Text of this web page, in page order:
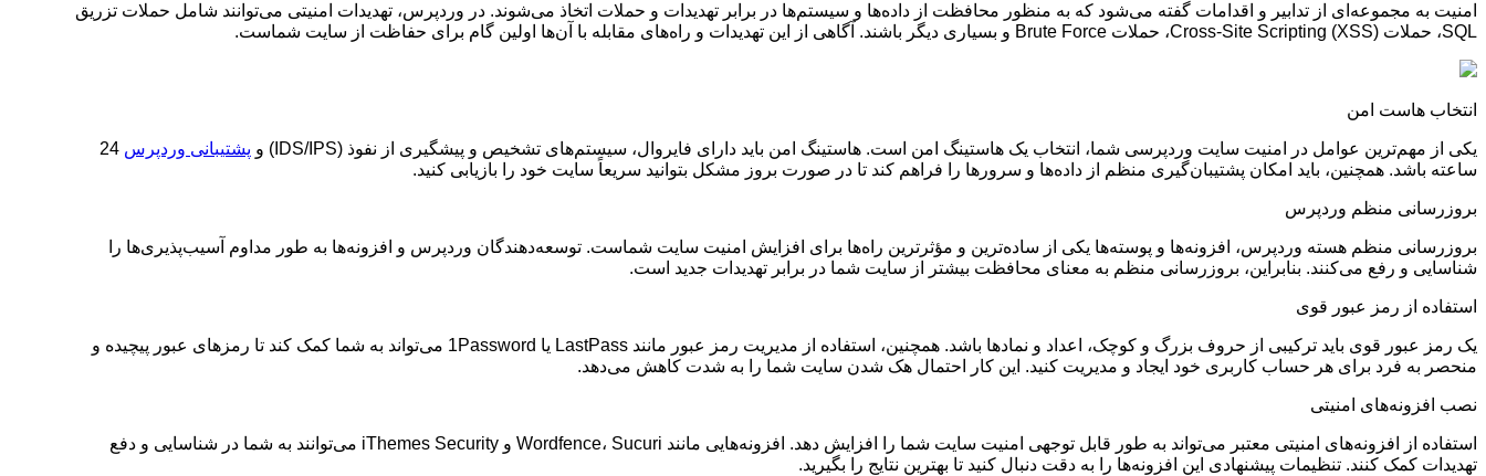
امنیت به مجموعه‌ای از تدابیر و اقدامات گفته می‌شود که به منظور محافظت از داده‌ها و سیستم‌ها در برابر تهدیدات و حملات اتخاذ می‌شوند. در وردپرس، تهدیدات امنیتی می‌توانند شامل حملات تزریق
SQL، حملات ، حملات و بسیاری دیگر باشند. آگاهی از این تهدیدات و راه‌های مقابله با آن‌ها اولین گام برای حفاظت از سایت شماست.
انتخاب هاست امن
یکی از مهم‌ترین عوامل در امنیت سایت وردپرسی شما، انتخاب یک هاستینگ امن است. هاستینگ امن باید دارای فایروال، سیستم‌های تشخیص و پیشگیری از نفوذ (IDS/IPS) و پشتیبانی وردپرس 24
ساعته باشد. همچنین، باید امکان پشتیبان‌گیری منظم از داده‌ها و سرورها را فراهم کند تا در صورت بروز مشکل بتوانید سریعاً سایت خود را بازیابی کنید.
بروزرسانی منظم وردپرس
بروزرسانی منظم هسته وردپرس، افزونه‌ها و پوسته‌ها یکی از ساده‌ترین و مؤثرترین راه‌ها برای افزایش امنیت سایت شماست. توسعه‌دهندگان وردپرس و افزونه‌ها به طور مداوم آسیب‌پذیری‌ها را
شناسایی و رفع می‌کنند. بنابراین، بروزرسانی منظم به معنای محافظت بیشتر از سایت شما در برابر تهدیدات جدید است.
استفاده از رمز عبور قوی
یک رمز عبور قوی باید ترکیبی از حروف بزرگ و کوچک، اعداد و نمادها باشد. همچنین، استفاده از مدیریت رمز عبور مانند یا 1 Password
می‌تواند به شما کمک کند تا رمزهای عبور پیچیده و
منحصر به فرد برای هر حساب کاربری خود ایجاد و مدیریت کنید. این کار احتمال هک شدن سایت شما را به شدت کاهش می‌دهد.
نصب افزونه‌های امنیتی
استفاده از افزونه‌های امنیتی معتبر می‌تواند به طور قابل توجهی امنیت سایت شما را افزایش دهد. افزونه‌هایی مانند ، Sucuri و
می‌توانند به شما در شناسایی و دفع
تهدیدات کمک کنند. تنظیمات پیشنهادی این افزونه‌ها را به دقت دنبال کنید تا بهترین نتایج را بگیرید.